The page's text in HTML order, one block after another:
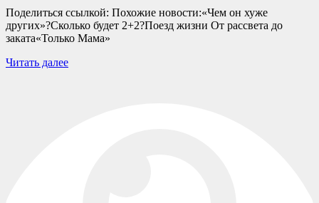
Поделиться ссылкой: Похожие новости:«Чем он хуже
других»?Сколько будет 2+2?Поезд жизни От рассвета до
заката«Только Мама»
Читать далее